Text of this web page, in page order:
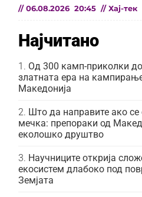
// 06.08.2026 20:45 // Хај-тек
Најчитано
Од 300 камп-приколки до
златната ера на
Македонија
Што да направите ако се
мечка: препораки од
еколошко друштво
Научниците открија
екосистем длабоко под
Земјата